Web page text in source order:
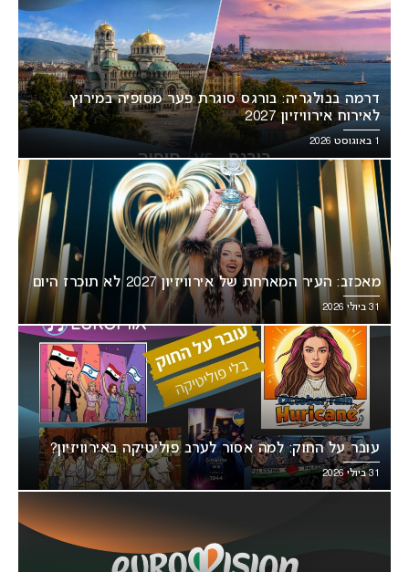
דרמה בבולגריה: בורגס סוגרת פער מסופיה במירוץ
לאירוח אירוויזיון 2027
1 באוגוסט 2026
מאכזב: העיר המארחת של אירוויזיון 2027 לא תוכרז היום
31 ביולי 2026
עובר על החוק: למה אסור לערב פוליטיקה באירוויזיון?
31 ביולי 2026